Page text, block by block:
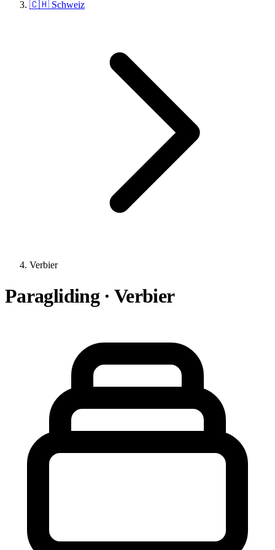
🇨🇭 Schweiz
Verbier
Paragliding · Verbier